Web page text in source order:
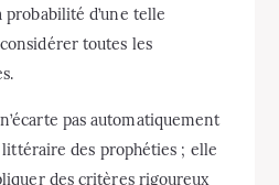
probabilité d’une telle
toutes les
pas automatiquement
des prophéties ; elle
des critères rigoureux